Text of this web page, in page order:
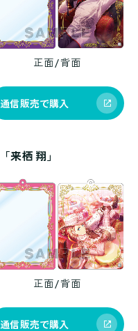
正面 / 背面
通信販売で購入
「来栖 翔」
正面 / 背面
通信販売で購入